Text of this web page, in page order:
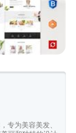
专为美容美发、